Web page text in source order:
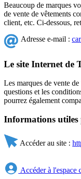
Beaucoup de marques
de vente de vêtements
client, etc. Ci-dessous,
Adresse e-mail :
Le site Internet de
Les marques de vente
questions et les
pourrez également
Informations utiles
Accéder au site :
Accéder à l'espace